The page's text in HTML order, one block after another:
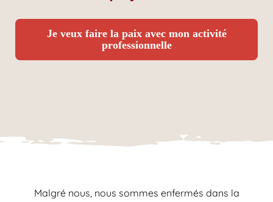
Je veux faire la paix avec mon activité
professionnelle
Malgré nous, nous sommes enfermés dans la